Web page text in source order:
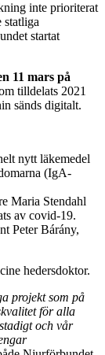
inte prioriterat
statliga
startat
11 mars på
tilldelats 2021
sänds digitalt.
nytt läkemedel
(IgA-
Maria Stendahl
av covid-19.
Peter Bárány,
hedersdoktor.
projekt som på
för alla
och vår